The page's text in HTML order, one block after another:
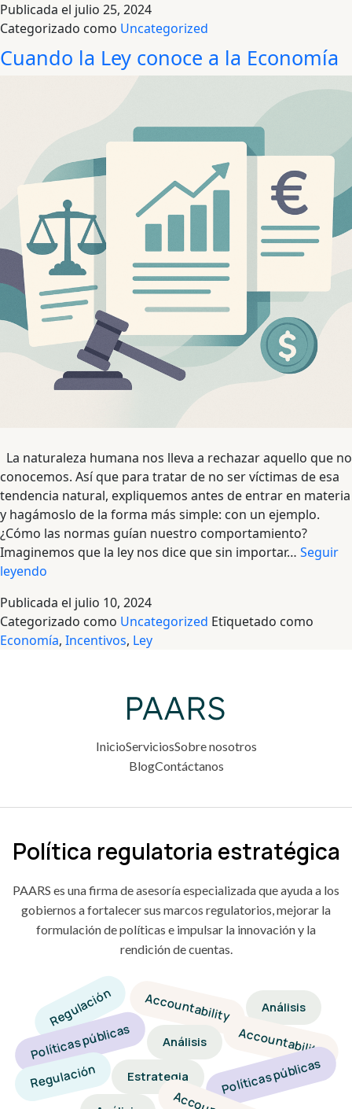
Nos
gusta
el
somos
irracionales
Publicada el julio 25, 2024
Categorizado como Uncategorized
Cuando la Ley conoce a la Economía
La naturaleza humana nos lleva a rechazar aquello que no
conocemos. Así que para tratar de no ser víctimas de esa
tendencia natural, expliquemos antes de entrar en materia
y hagámoslo de la forma más simple: con un ejemplo.
¿Cómo las normas guían nuestro comportamiento?
Imaginemos que la ley nos dice que sin importar… Seguir
leyendo
Ley
conoce
a
Publicada el julio 10, 2024
Categorizado como Uncategorized Etiquetado como
Economía, Incentivos, Ley
InicioServiciosSobre nosotros
BlogContáctanos
Política regulatoria estratégica
PAARS es una firma de asesoría especializada que ayuda a los
gobiernos a fortalecer sus marcos regulatorios, mejorar la
formulación de políticas e impulsar la innovación y la
rendición de cuentas.
Regulación Accountability Análisis
Políticas públicas Análisis Accountability
Regulación Estrategia Políticas públicas